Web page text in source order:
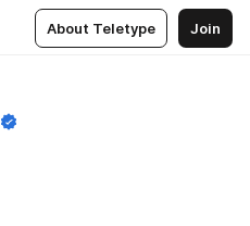
About Teletype Join